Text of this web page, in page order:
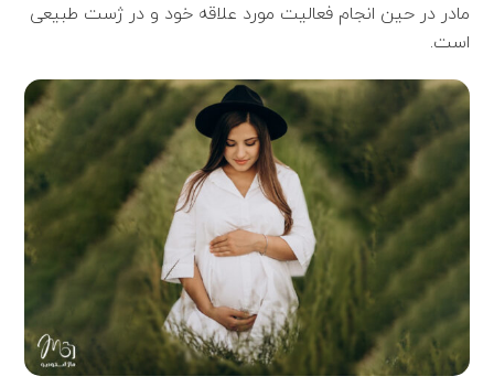
مادر در حین انجام فعالیت مورد علاقه خود و در ژست طبیعی
است.